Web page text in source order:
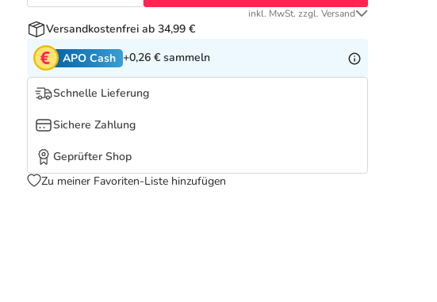
inkl. MwSt. zzgl. Versand
Versandkostenfrei ab 34,99 €
APO Cash +0,26 € sammeln
Schnelle Lieferung
Sichere Zahlung
Geprüfter Shop
Zu meiner Favoriten-Liste hinzufügen